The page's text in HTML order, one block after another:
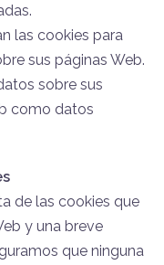
las cookies para
sus páginas Web.
sobre sus
como datos
de las cookies que
y una breve
que ninguna